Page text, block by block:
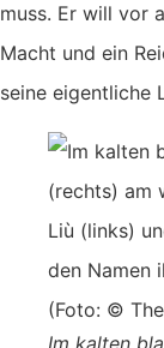
muss. Er will vor
Macht und ein
seine eigentliche